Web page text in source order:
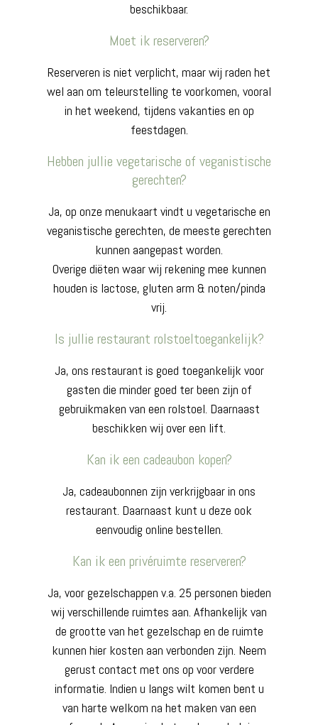
beschikbaar.
Moet ik reserveren?
Reserveren is niet verplicht, maar wij raden het
wel aan om teleurstelling te voorkomen, vooral
in het weekend, tijdens vakanties en op
feestdagen.
Hebben jullie vegetarische of veganistische
gerechten?
Ja, op onze menukaart vindt u vegetarische en
veganistische gerechten, de meeste gerechten
kunnen aangepast worden.
Overige diëten waar wij rekening mee kunnen
houden is lactose, gluten arm & noten/pinda
vrij.
Is jullie restaurant rolstoeltoegankelijk?
Ja, ons restaurant is goed toegankelijk voor
gasten die minder goed ter been zijn of
gebruikmaken van een rolstoel. Daarnaast
beschikken wij over een lift.
Kan ik een cadeaubon kopen?
Ja, cadeaubonnen zijn verkrijgbaar in ons
restaurant. Daarnaast kunt u deze ook
eenvoudig online bestellen.
Kan ik een privéruimte reserveren?
Ja, voor gezelschappen v.a. 25 personen bieden
wij verschillende ruimtes aan. Afhankelijk van
de grootte van het gezelschap en de ruimte
kunnen hier kosten aan verbonden zijn. Neem
gerust contact met ons op voor verdere
informatie. Indien u langs wilt komen bent u
van harte welkom na het maken van een